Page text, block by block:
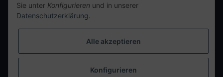
tweet
teilen
Vertrag widerrufen
Sie unter Konfigurieren und in unserer
Datenschutzerklärung.
Alle akzeptieren
Konfigurieren